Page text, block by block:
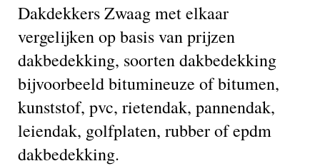
Dakdekkers Zwaag met elkaar
vergelijken op basis van prijzen
dakbedekking, soorten dakbedekking
bijvoorbeeld bitumineuze of bitumen,
kunststof, pvc, rietendak, pannendak,
leiendak, golfplaten, rubber of epdm
dakbedekking.